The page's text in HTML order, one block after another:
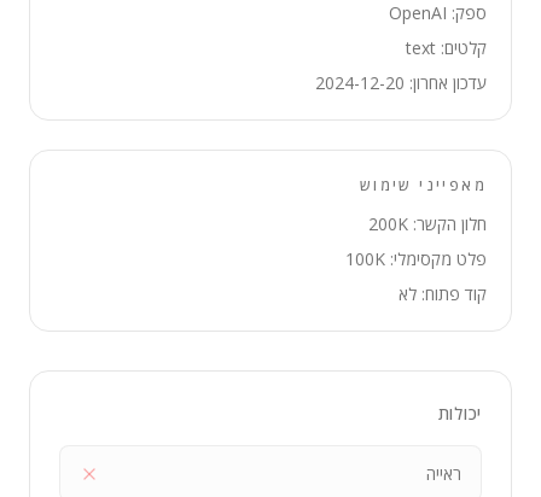
ספק: OpenAI
קלטים: text
עדכון אחרון: 2024-12-20
מאפייני שימוש
חלון הקשר: 200K
פלט מקסימלי: 100K
קוד פתוח: לא
יכולות
ראייה